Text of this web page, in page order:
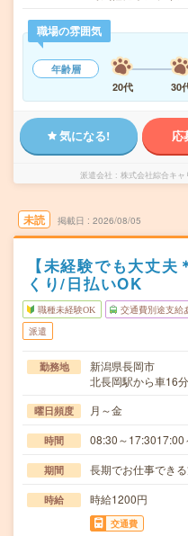
職場の雰囲気
年齢層
20代
30
気になる! 応
派遣会社 株式会社綜合キ
未読 掲載日 2026/08/05
【未経験でも大丈
くり/日払いOK
職種未経験OK 交通費別途支給
派遣
勤務地
新潟県長岡市
北長岡駅から車16分
曜日頻度 月～金
時間 08:30～17:3017:00
期間 長期でお仕事でき
時給 時給1200円
交通費